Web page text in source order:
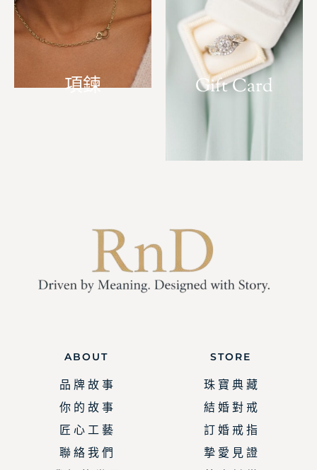
項鍊 Gift Card
ABOUT
品 牌 故 事
你 的 故 事
匠 心 工 藝
聯 絡 我 們
STORE
珠 寶 典 藏
結 婚 對 戒
訂 婚 戒 指
摯 愛 見 證